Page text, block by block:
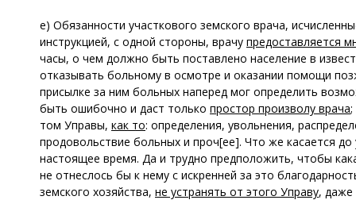
е) Обязанности участкового земского врача,
инструкцией, с одной стороны, врачу предоставляется
часы, о чем должно быть поставлено население в
отказывать больному в осмотре и оказании помощи
присылке за ним больных наперед мог определить
быть ошибочно и даст только простор произволу врача;
том Управы, как то: определения, увольнения,
продовольствие больных и проч[ее]. Что же касается
настоящее время. Да и трудно предположить, чтобы
не отнеслось бы к нему с искренней за это
земского хозяйства, не устранять от этого Управу, даже